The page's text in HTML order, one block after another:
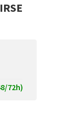
72h)